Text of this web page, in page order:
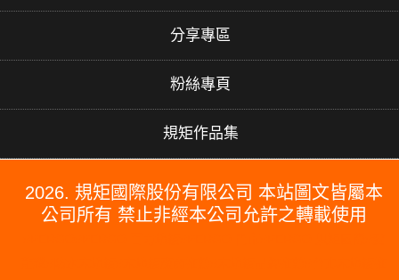
分享專區
粉絲專頁
規矩作品集
2026. 規矩國際股份有限公司 本站圖文皆屬本
公司所有 禁止非經本公司允許之轉載使用